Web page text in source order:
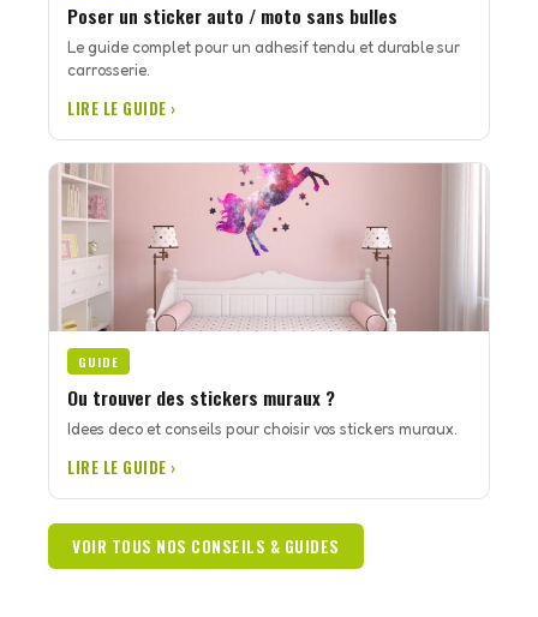
Poser un sticker auto / moto sans bulles
Le guide complet pour un adhesif tendu et durable sur
carrosserie.
LIRE LE GUIDE ›
GUIDE
Ou trouver des stickers muraux ?
Idees deco et conseils pour choisir vos stickers muraux.
LIRE LE GUIDE ›
VOIR TOUS NOS CONSEILS & GUIDES